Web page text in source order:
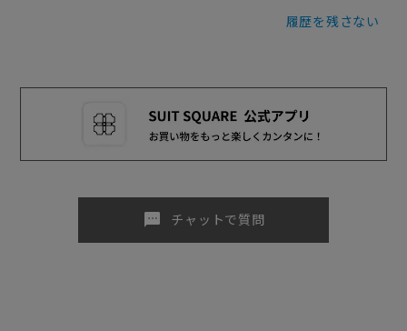
履歴を残さない
sms チャットで質問